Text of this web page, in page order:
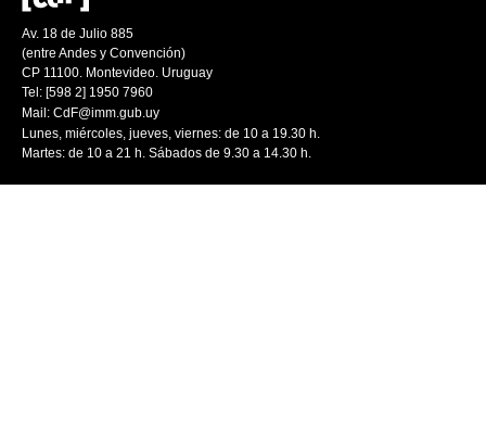
Av. 18 de Julio 885
(entre Andes y Convención)
CP 11100. Montevideo. Uruguay
Tel: [598 2] 1950 7960
Mail: CdF@imm.gub.uy
Lunes, miércoles, jueves, viernes: de 10 a 19.30 h.
Martes: de 10 a 21 h. Sábados de 9.30 a 14.30 h.